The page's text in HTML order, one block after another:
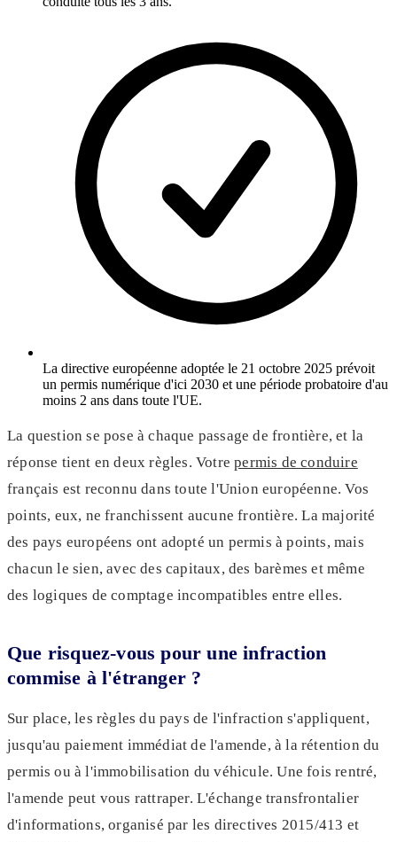
La directive européenne adoptée le 21 octobre 2025 prévoit
un permis numérique d'ici 2030 et une période probatoire d'au
moins 2 ans dans toute l'UE.
La question se pose à chaque passage de frontière, et la
réponse tient en deux règles. Votrepermis de conduire
français est reconnu dans toute l'Union européenne. Vos
points, eux, ne franchissent aucune frontière. La majorité
des pays européens ont adopté un permis à points, mais
chacun le sien, avec des capitaux, des barèmes et même
des logiques de comptage incompatibles entre elles.
Que risquez-vous pour une infraction
commise à l'étranger ?
Sur place, les règles du pays de l'infraction s'appliquent,
jusqu'au paiement immédiat de l'amende, à la rétention du
permis ou à l'immobilisation du véhicule. Une fois rentré,
l'amende peut vous rattraper. L'échange transfrontalier
d'informations, organisé par les directives 2015/413 et